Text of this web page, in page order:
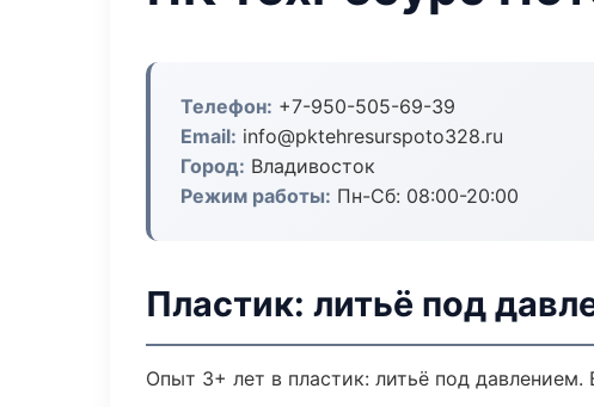
Телефон: +7-950-505-69-39
Email: info@pktehresurspoto328.ru
Город: Владивосток
Режим работы: Пн-Сб: 08:00-20:00
Пластик: литьё под
Опыт 3+ лет в пластик: литьё под